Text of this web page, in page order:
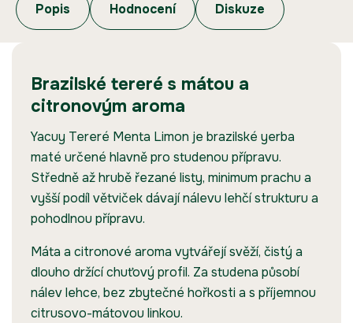
Popis Hodnocení Diskuze
Brazilské tereré s mátou a
citronovým aroma
Yacuy Tereré Menta Limon je brazilské yerba
maté určené hlavně pro studenou přípravu.
Středně až hrubě řezané listy, minimum prachu a
vyšší podíl větviček dávají nálevu lehčí strukturu a
pohodlnou přípravu.
Máta a citronové aroma vytvářejí svěží, čistý a
dlouho držící chuťový profil. Za studena působí
nálev lehce, bez zbytečné hořkosti a s příjemnou
citrusovo-mátovou linkou.